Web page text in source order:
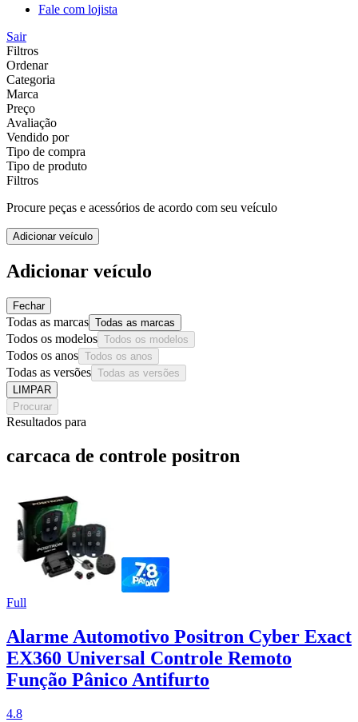
Fale com lojista
Sair
Filtros
Ordenar
Categoria
Marca
Preço
Avaliação
Vendido por
Tipo de compra
Tipo de produto
Filtros
Procure peças e acessórios de acordo com seu veículo
Adicionar veículo
Adicionar veículo
Fechar
Todas as marcas Todas as marcas
Todos os modelos Todos os modelos
Todos os anos Todos os anos
Todas as versões Todas as versões
LIMPAR
Procurar
Resultados para
carcaca de controle positron
Full
Alarme Automotivo Positron Cyber Exact
EX360 Universal Controle Remoto
Função Pânico Antifurto
4.8